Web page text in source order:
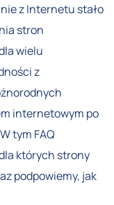
z Internetu stało
stron
wielu
z
internetowym po
tym FAQ
których strony
podpowiemy, jak